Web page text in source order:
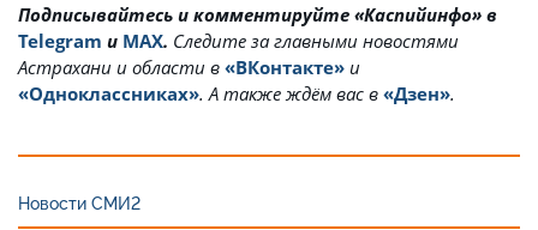
Подписывайтесь и комментируйте «Каспийинфо» в
Telegram и MAX. Cледите за главными новостями
Астрахани и области в «ВКонтакте» и
«Одноклассниках». А также ждём вас в «Дзен».
Новости СМИ2